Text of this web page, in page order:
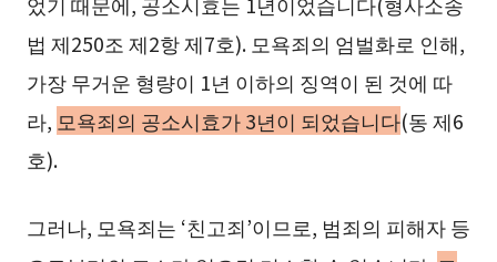
법 제250조 제2항 제7호). 모욕죄의 엄벌화로 인해,
가장 무거운 형량이 1년 이하의 징역이 된 것에 따
라, 모욕죄의 공소시효가 3년이 되었습니다(동 제6
호).
그러나, 모욕죄는 ‘친고죄’이므로, 범죄의 피해자 등